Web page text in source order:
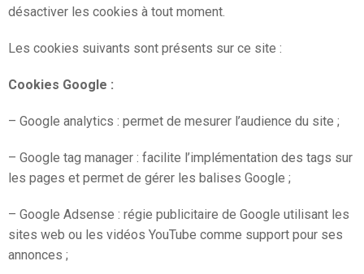
désactiver les cookies à tout moment.
Les cookies suivants sont présents sur ce site :
Cookies Google :
– Google analytics : permet de mesurer l’audience du site ;
– Google tag manager : facilite l’implémentation des tags sur
les pages et permet de gérer les balises Google ;
– Google Adsense : régie publicitaire de Google utilisant les
sites web ou les vidéos YouTube comme support pour ses
annonces ;